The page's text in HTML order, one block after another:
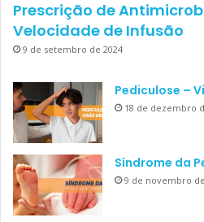
Prescrição de
Velocidade de Infusão
9 de setembro de 2024
Pediculose –
18 de dezembro
Síndrome da
9 de novembro